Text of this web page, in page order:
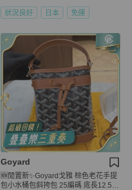
狀況良好 日本 免運
Goyard
🆕閒置新✨Goyard戈雅 棕色老花手提
包小水桶包斜挎包 25編碼 底長12.5c